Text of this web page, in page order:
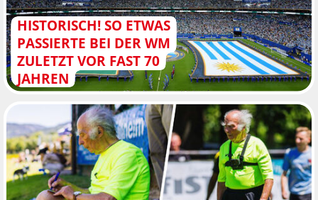
HISTORISCH! SO ETWAS
PASSIERTE BEI DER WM
ZULETZT VOR FAST 70
JAHREN